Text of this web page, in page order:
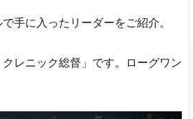
手に入ったリーダーをご紹介。
レニック総督」です。ローグワン